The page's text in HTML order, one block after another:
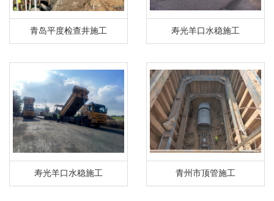
青岛平度检查井施工 寿光羊口水稳施工
寿光羊口水稳施工 青州市顶管施工